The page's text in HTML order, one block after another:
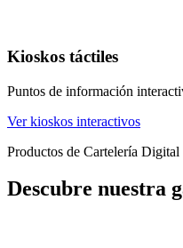
Kioskos táctiles
Puntos de información
Ver kioskos interactivos
Productos de Cartelería Digital
Descubre nuestra